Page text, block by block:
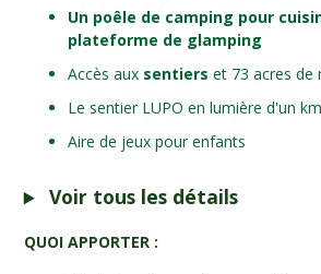
Un poêle de camping pour
plateforme de glamping
Accès aux sentiers et 73 acres de
Le sentier LUPO en lumière d'un
Aire de jeux pour enfants
Voir tous les détails
QUOI APPORTER :